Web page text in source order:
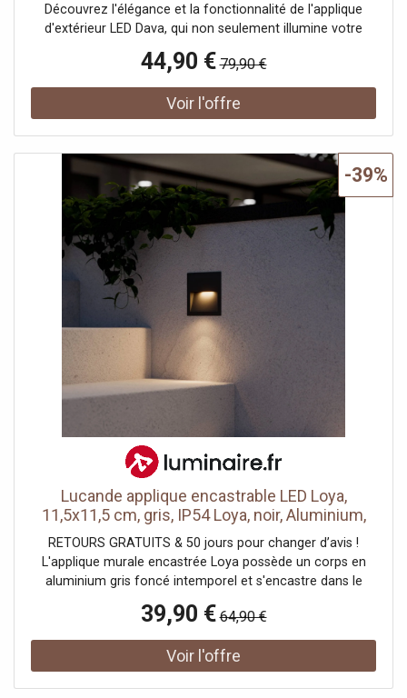
Découvrez l'élégance et la fonctionnalité de l'applique
d'extérieur LED Dava, qui non seulement illumine votre
balcon ou votre terrasse d'une lumière nouvelle, mais
séduit également par sa protection IP54 élevée. Ce
luminaire moderne est équipé d'une source lumineuse LED
intégrée qui assure un éclairage à faible consommation
fonctionnement à l'énergie solaire, elle peut être placée
de manière flexible à l'extérieur sans avoir besoin d'une
source d'énergie externe. Que ce soit pour des soirées
agréables sur le balcon ou comme source de lumière
accueillante dans l'entrée, cette applique d'extérieur
garantit un éclairage d'ambiance tout en étant pratique.
Avec son aspect moderne, elle s'intègre parfaitement
dans tout aménagement extérieur et apporte des touches
de style qui soulignent le caractère de votre espace
extérieur. Le capteur intégré détecte les mouvements
dans un rayon de 5 mètres et allume automatiquement la
lumière. Plusieurs modes d'éclairage sont disponibles.
Caractéristiques techniques du détecteur de mouvement :
- Zone de détection de 3 à 5 mètres - Angle de détection
de 55 à 110° - 3 modes d'éclairage
44,90 € 79,90 €
Lucande applique encastrable LED Loya,
11,5x11,5 cm, gris, IP54 Loya, noir, Aluminium,
Moderne, Applique extérieure
RETOURS GRATUITS & 50 jours pour changer d’avis !
L'applique murale encastrée Loya possède un corps en
aluminium gris foncé intemporel et s'encastre dans le
discret. La lumière diffusée est agréable et non
éblouissante.
39,90 € 64,90 €
-39%